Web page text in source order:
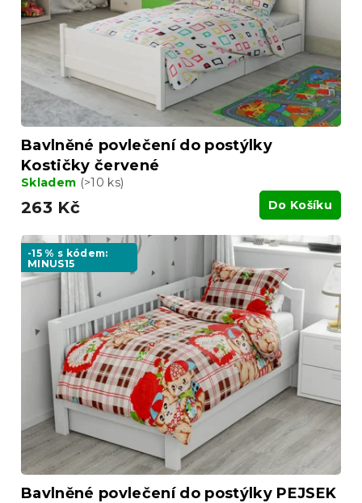
ůo
d
u
ů
Bavlněné povlečení do postýlky
Kostičky červené
Skladem (>10 ks)
263 Kč Do Košíku
-15 % s kódem:
MINUS15
Bavlněné povlečení do postýlky PEJSEK